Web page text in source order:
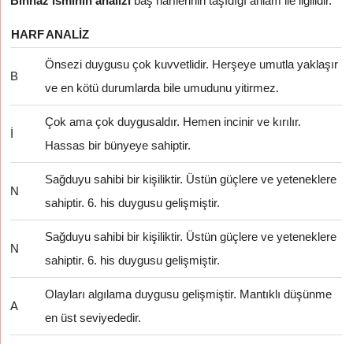
HARFANALIZ
B
Önsezi duygusu çok kuvvetlidir. Herşeye umutla yaklaşır
ve en kötü durumlarda bile umudunu yitirmez.
İ
Çok ama çok duygusaldır. Hemen incinir ve kırılır.
Hassas bir bünyeye sahiptir.
N
Sağduyu sahibi bir kişiliktir. Üstün güçlere ve yeteneklere
sahiptir. 6. his duygusu gelişmiştir.
N
Sağduyu sahibi bir kişiliktir. Üstün güçlere ve yeteneklere
sahiptir. 6. his duygusu gelişmiştir.
A
Olayları algılama duygusu gelişmiştir. Mantıklı düşünme
en üst seviyededir.